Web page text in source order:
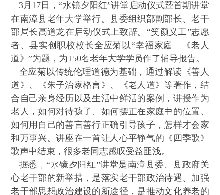
3月17日，“水镜夕阳红”讲堂启动仪式暨首期讲堂
在南漳县老年大学举行。县委组织部副部长、老干
部局长高道龙在启动仪式上致辞。“笑颜义工”志愿
者、县实创职校校长全应菊以“幸福家庭—《老人
道》”为题，为150名老年大学学员作了辅导报告。
全应菊以传统伦理道德为基础，通过解读《善人
道》、《朱子治家格言》、《老人道》等著作，结
合自己亲身经历以及生活中鲜活的案例，讲授作为
老人，如何对待孩子、如何摆正在家庭中的位置、
如何用自己的善言善行正确引导孩子，怎样才会家
和万事兴。讲座在一首让人心平静气的《四季歌》
歌声中结束，很多老同志感叹受益匪浅。
据悉，“水镜夕阳红”讲堂是南漳县委、县政府关
心老干部的新举措，是落实老干部政治待遇、加强
老干部思想政治建设的新途径，是推动文化养老的